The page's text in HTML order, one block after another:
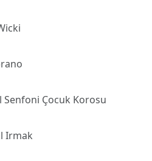
Senfoni Çocuk Korosu
Irmak